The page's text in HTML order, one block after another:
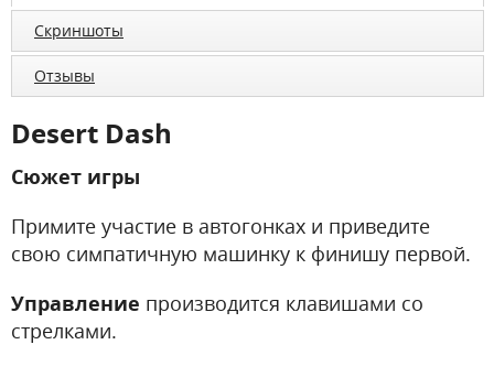
Скриншоты
Отзывы
Desert Dash
Сюжет игры
Примите участие в автогонках и приведите
свою симпатичную машинку к финишу первой.
Управление производится клавишами со
стрелками.